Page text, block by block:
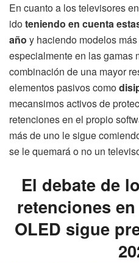
En cuanto a los televisores
idoteniendo en cuenta
año y haciendo modelos
especialmente en las gamas
combinación de una mayor
elementos pasivos como
mecansimos activos de
retenciones en el propio
más de uno le sigue
se le quemará o no un
El debate de
retenciones
OLED sigue